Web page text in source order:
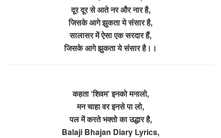
दूर दूर से आते नर और नार है,
जिसके आगे झुकता ये संसार है,
सालासर में ऐसा एक सरदार हैं,
जिसके आगे झुकता ये संसार है।।
कहता ‘शिवम’ इनको मनालो,
मन चाहा वर इनसे पा लो,
पल में करते भक्तो का उद्धार है,
Balaji Bhajan Diary Lyrics,